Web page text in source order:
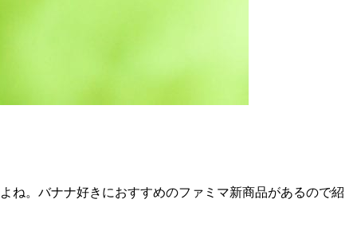
ね。バナナ好きにおすすめのファミマ新商品があるので紹